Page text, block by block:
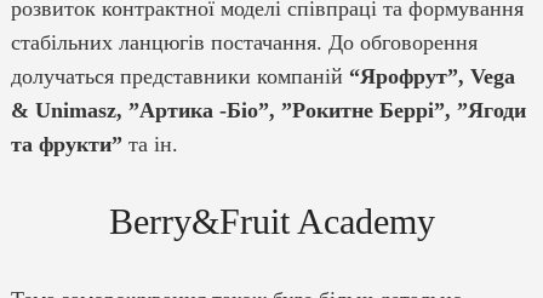
розвиток контрактної моделі співпраці та формування
стабільних ланцюгів постачання. До обговорення
долучаться представники компаній “Ярофрут”, Vega
& Unimasz, ”Артика -Біо”, ”Рокитне Беррі”, ”Ягоди
та фрукти” та ін.
Berry&Fruit Academy